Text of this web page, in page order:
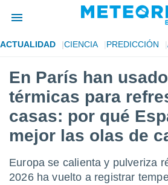
de
por
la
que se
calidad.
las
ACTUALIDAD CIENCIA PREDICCIÓN
En París han
térmicas para
casas: por qué
mejor las olas de
Europa se calienta y pulveriza
2026 ha vuelto a registrar